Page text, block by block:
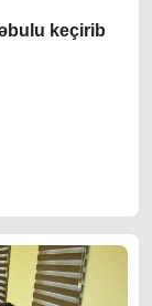
keçirib